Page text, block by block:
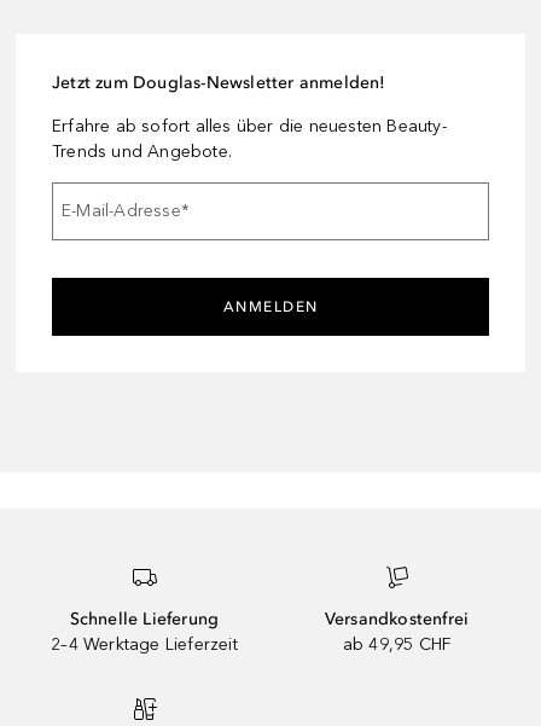
Jetzt zum Douglas-Newsletter anmelden!
Erfahre ab sofort alles über die neuesten Beauty-
Trends und Angebote.
E-Mail-Adresse*
ANMELDEN
Schnelle Lieferung
2–4 Werktage Lieferzeit
Versandkostenfrei
ab 49,95 CHF